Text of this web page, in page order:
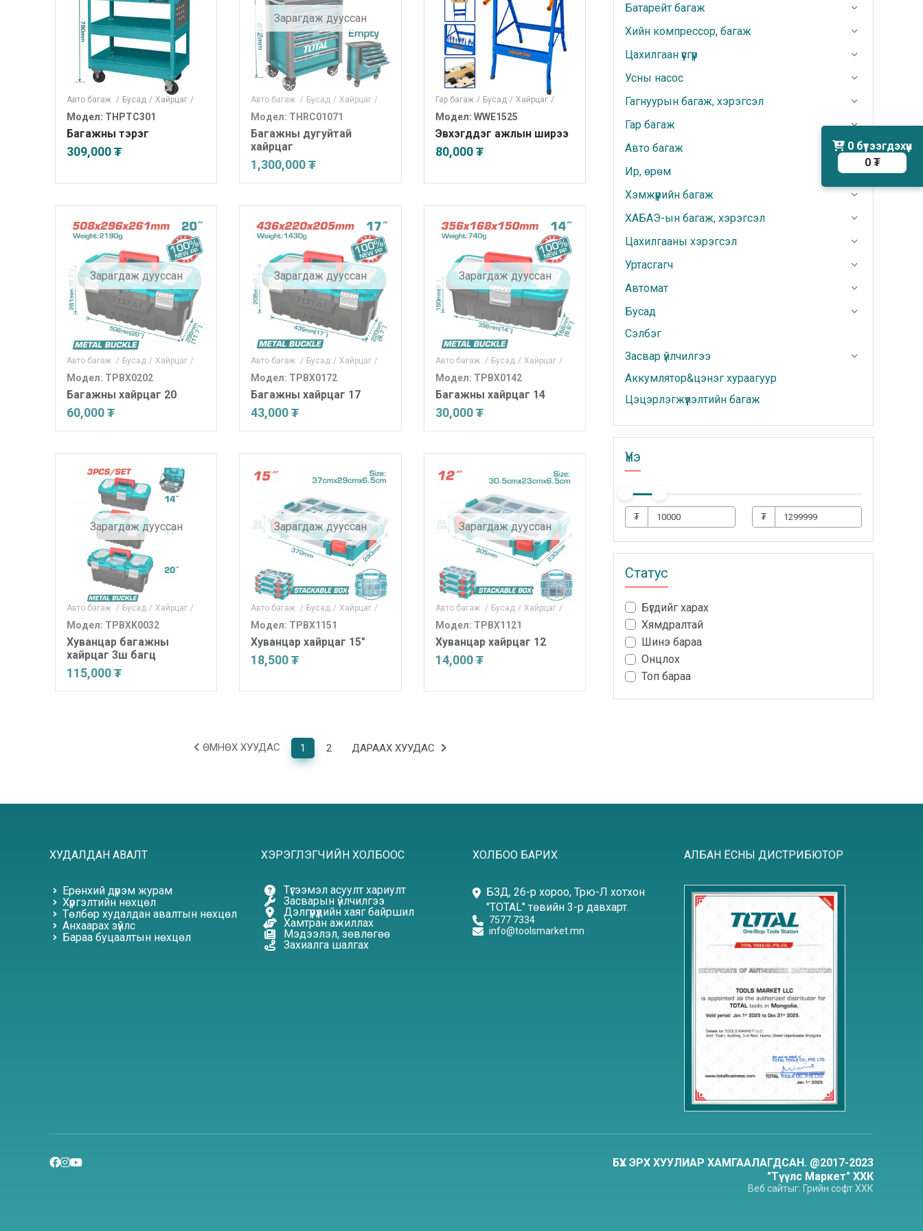
Авто багаж / Бусад / Хайрцаг /
Модел: THPTC301
Багажны тэрэг
309,000 ₮
Зарагдаж дууссан
Авто багаж / Бусад / Хайрцаг /
Модел: THRC01071
Багажны дугуйтай
хайрцаг
1,300,000 ₮
Гар багаж / Бусад / Хайрцаг /
Модел: WWE1525
Эвхэгддэг ажлын ширээ
80,000 ₮
Зарагдаж дууссан
Авто багаж / Бусад / Хайрцаг /
Модел: TPBX0202
Багажны хайрцаг 20
60,000 ₮
Зарагдаж дууссан
Авто багаж / Бусад / Хайрцаг /
Модел: TPBX0172
Багажны хайрцаг 17
43,000 ₮
Зарагдаж дууссан
Авто багаж / Бусад / Хайрцаг /
Модел: TPBX0142
Багажны хайрцаг 14
30,000 ₮
Зарагдаж дууссан
Авто багаж / Бусад / Хайрцаг /
Модел: TPBXK0032
Хуванцар багажны
хайрцаг 3ш багц
115,000 ₮
Зарагдаж дууссан
Авто багаж / Бусад / Хайрцаг /
Модел: TPBX1151
Хуванцар хайрцаг 15"
18,500 ₮
Зарагдаж дууссан
Авто багаж / Бусад / Хайрцаг /
Модел: TPBX1121
Хуванцар хайрцаг 12
14,000 ₮
ӨМНӨХ ХУУДАС 1 2 ДАРААХ ХУУДАС
Батарейт багаж
Хийн компрессор, багаж
Цахилгаан үүсгүүр
Усны насос
Гагнуурын багаж, хэрэгсэл
Гар багаж
Авто багаж
Ир, өрөм
Хэмжүүрийн багаж
ХАБАЭ-ын багаж, хэрэгсэл
Цахилгааны хэрэгсэл
Уртасгагч
Автомат
Бусад
Сэлбэг
Засвар үйлчилгээ
Аккумлятор&цэнэг хураагуур
Цэцэрлэгжүүлэлтийн багаж
Үнэ
₮ ₮
Статус
Бүгдийг харах
Хямдралтай
Шинэ бараа
Онцлох
Топ бараа
0 бүтээгдэхүүн
0 ₮
ХУДАЛДАН АВАЛТ
Ерөнхий дүрэм журам
Хүргэлтийн нөхцөл
Төлбөр худалдан авалтын нөхцөл
Анхаарах зүйлс
Бараа буцаалтын нөхцөл
ХЭРЭГЛЭГЧИЙН ХОЛБООС
Түгээмэл асуулт хариулт
Засварын үйлчилгээ
Дэлгүүрүүдийн хаяг байршил
Хамтран ажиллах
Мэдээлэл, зөвлөгөө
Захиалга шалгах
ХОЛБОО БАРИХ
БЗД, 26-р хороо, Трю-Л хотхон
"TOTAL" төвийн 3-р давхарт.
7577 7334
info@toolsmarket.mn
АЛБАН ЁСНЫ ДИСТРИБЮТОР
БҮХ ЭРХ ХУУЛИАР ХАМГААЛАГДСАН. @2017-2023
"Түүлс Маркет" ХХК
Веб сайтыг: Грийн софтХХК